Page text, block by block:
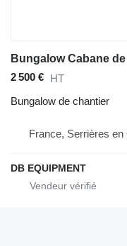
Bungalow Cabane
2 500 € HT
Bungalow de chantier
France, Serrières en
DB EQUIPMENT